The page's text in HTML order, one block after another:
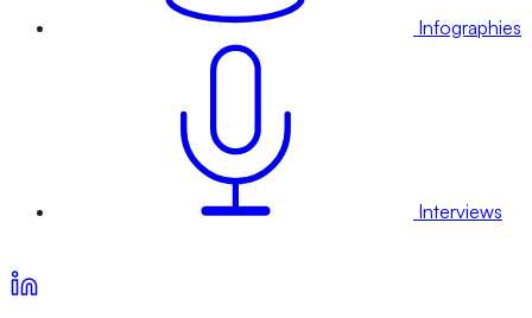
Infographies
Interviews